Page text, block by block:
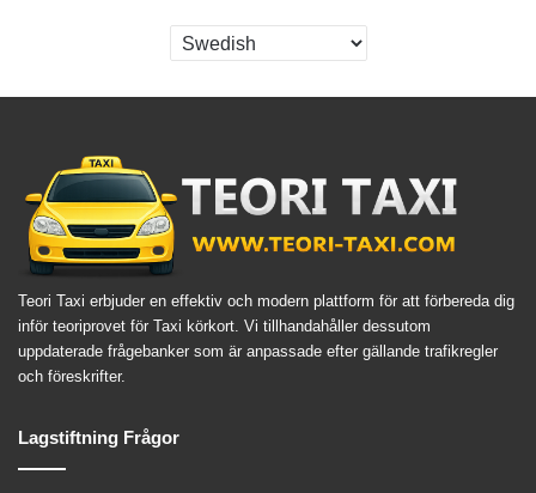
Teori Taxi erbjuder en effektiv och modern plattform för att förbereda dig
inför teoriprovet för Taxi körkort. Vi tillhandahåller dessutom
uppdaterade frågebanker som är anpassade efter gällande trafikregler
och föreskrifter.
Lagstiftning Frågor